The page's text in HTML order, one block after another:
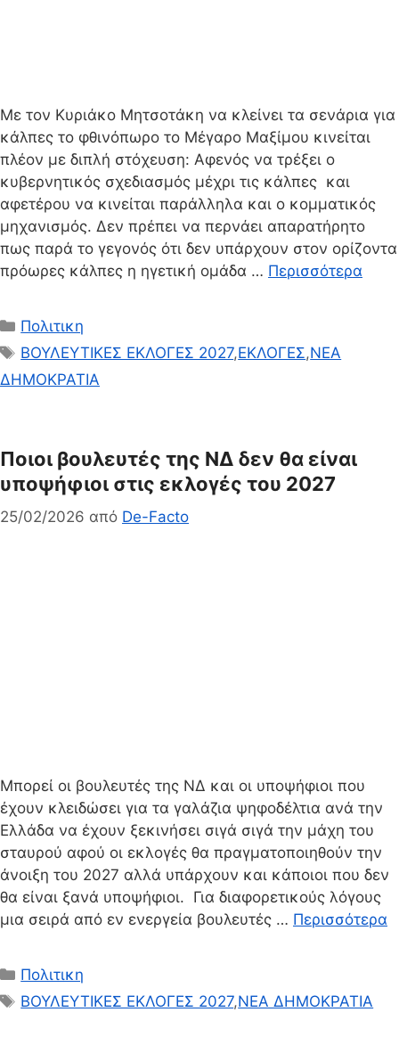
Με τον Κυριάκο Μητσοτάκη να κλείνει τα σενάρια για
κάλπες το φθινόπωρο το Μέγαρο Μαξίμου κινείται
πλέον με διπλή στόχευση: Αφενός να τρέξει ο
κυβερνητικός σχεδιασμός μέχρι τις κάλπες και
αφετέρου να κινείται παράλληλα και ο κομματικός
μηχανισμός. Δεν πρέπει να περνάει απαρατήρητο
πως παρά το γεγονός ότι δεν υπάρχουν στον ορίζοντα
πρόωρες κάλπες η ηγετική ομάδα … Περισσότερα
Κατηγορίες
Πολιτικη
Ετικέτες
ΒΟΥΛΕΥΤΙΚΕΣ ΕΚΛΟΓΕΣ 2027,ΕΚΛΟΓΕΣ,ΝΕΑ
ΔΗΜΟΚΡΑΤΙΑ
Ποιοι βουλευτές της ΝΔ δεν θα είναι
υποψήφιοι στις εκλογές του 2027
25/02/2026 από De-Facto
Μπορεί οι βουλευτές της ΝΔ και οι υποψήφιοι που
έχουν κλειδώσει για τα γαλάζια ψηφοδέλτια ανά την
Ελλάδα να έχουν ξεκινήσει σιγά σιγά την μάχη του
σταυρού αφού οι εκλογές θα πραγματοποιηθούν την
άνοιξη του 2027 αλλά υπάρχουν και κάποιοι που δεν
θα είναι ξανά υποψήφιοι. Για διαφορετικούς λόγους
μια σειρά από εν ενεργεία βουλευτές … Περισσότερα
Κατηγορίες
Πολιτικη
Ετικέτες
ΒΟΥΛΕΥΤΙΚΕΣ ΕΚΛΟΓΕΣ 2027,ΝΕΑ ΔΗΜΟΚΡΑΤΙΑ